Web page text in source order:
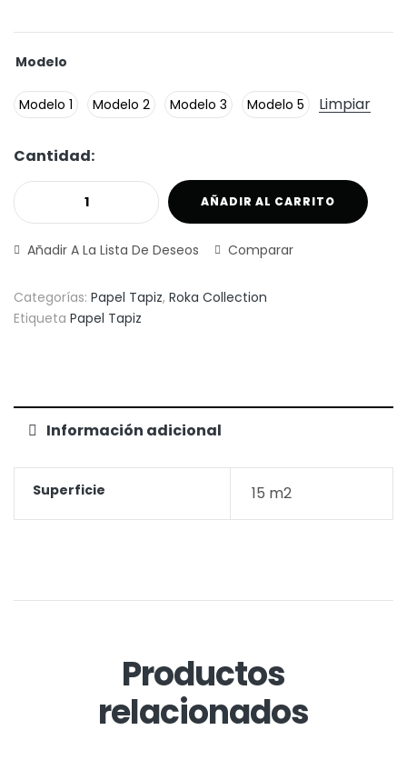
Modelo
Modelo 1 Modelo 2 Modelo 3 Modelo 5 Limpiar
Cantidad:
AÑADIR AL CARRITO
Añadir A La Lista De Deseos Comparar
Categorías: Papel Tapiz, Roka Collection
Etiqueta Papel Tapiz
Información adicional
Superficie 15 m2
Productos
relacionados